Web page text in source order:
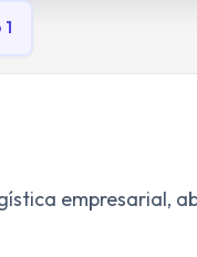
empresarial,